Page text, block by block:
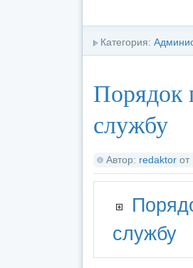
Категория:
Порядок
службу
Автор: redaktor от
службу